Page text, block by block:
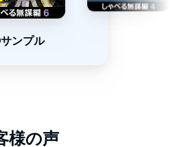
サンプル